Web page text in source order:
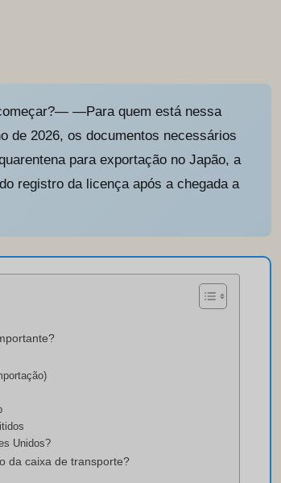
—Para quem está nessa
de 2026, os documentos necessários
para exportação no Japão, a
registro da licença após a chegada a
Unidos?
da caixa de transporte?